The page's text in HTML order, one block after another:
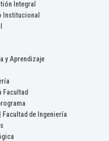
Integral
Institucional
y Aprendizaje
Facultad
Facultad de Ingeniería